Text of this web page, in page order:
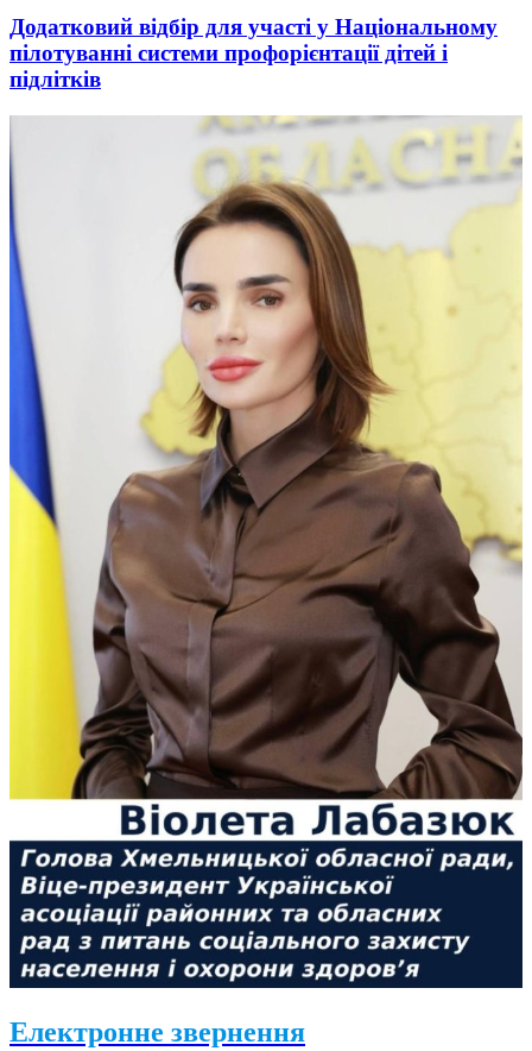
Додатковий відбір для участі у Національному
пілотуванні системи профорієнтації дітей і
підлітків
Електронне звернення